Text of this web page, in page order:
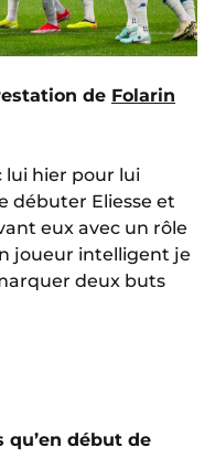
de Folarin
lui hier pour lui
débuter Eliesse et
eux avec un rôle
joueur intelligent je
deux buts
qu’en début de